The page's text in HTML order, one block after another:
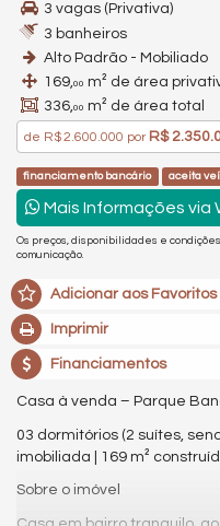
3 vagas (Privativa)
3 banheiros
Alto Padrão - Mobiliado
169,00 m² de área
336,00 m² de área total
de R$ 2.600.000 porR$
financiamento bancário aceita
Mais Informações via
Os preços, disponibilidades e
comunicação.
Adicionar aos Favoritos
Imprimir
Financiamentos
Casa à venda – Parque
03 dormitórios (2 suítes,
imobiliada | 169 m²
Sobre o imóvel